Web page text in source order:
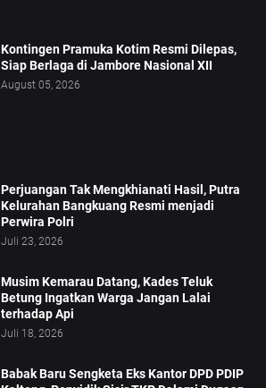
Kontingen Pramuka Kotim Resmi Dilepas,
Siap Berlaga di Jambore Nasional XII
August 05, 2026
Perjuangan Tak Mengkhianati Hasil, Putra
Kelurahan Bangkuang Resmi menjadi
Perwira Polri
Juli 23, 2026
Musim Kemarau Datang, Kades Teluk
Betung Ingatkan Warga Jangan Lalai
terhadap Api
Juli 18, 2026
Babak Baru Sengketa Eks Kantor DPD PDIP